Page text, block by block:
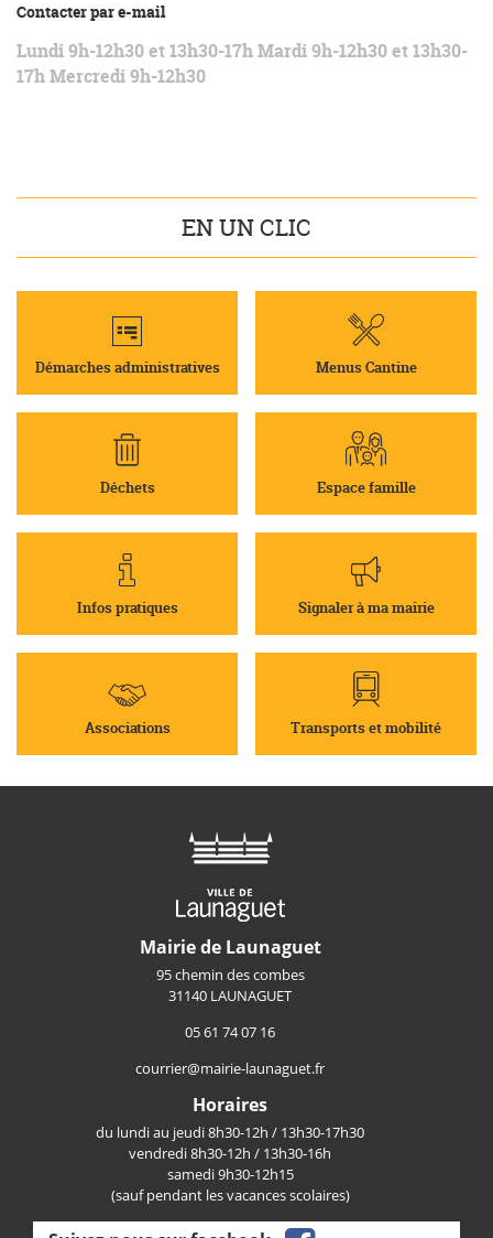
Contacter par e-mail
Lundi 9h-12h30 et 13h30-17h Mardi 9h-12h30 et 13h30-
17h Mercredi 9h-12h30
EN UN CLIC
Démarches administratives Menus Cantine
Déchets Espace famille
Infos pratiques Signaler à ma mairie
Associations Transports et mobilité
Mairie de Launaguet
95 chemin des combes
31140 LAUNAGUET
05 61 74 07 16
courrier@mairie-launaguet.fr
Horaires
du lundi au jeudi 8h30-12h / 13h30-17h30
vendredi 8h30-12h / 13h30-16h
samedi 9h30-12h15
(sauf pendant les vacances scolaires)